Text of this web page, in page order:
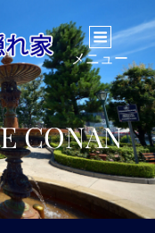
メニュー
CONAN